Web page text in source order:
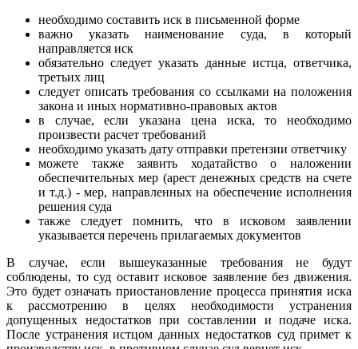
необходимо составить иск в письменной форме
важно указать наименование суда, в который
направляется иск
обязательно следует указать данные истца, ответчика,
третьих лиц
следует описать требования со ссылками на положения
закона и иных нормативно-правовых актов
в случае, если указана цена иска, то необходимо
произвести расчет требований
необходимо указать дату отправки претензии ответчику
можете также заявить ходатайство о наложении
обеспечительных мер (арест денежных средств на счете
и т.д.) - мер, направленных на обеспечение исполнения
решения суда
также следует помнить, что в исковом заявлении
указывается перечень прилагаемых документов
В случае, если вышеуказанные требования не будут
соблюдены, то суд оставит исковое заявление без движения.
Это будет означать приостановление процесса принятия иска
к рассмотрению в целях необходимости устранения
допущенных недостатков при составлении и подаче иска.
После устранения истцом данных недостатков суд примет к